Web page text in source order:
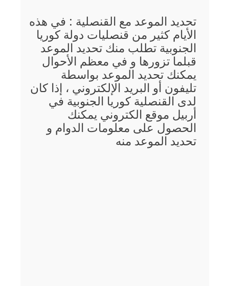
تحديد الموعد مع القنصلية : في هذه
الأيام كثير من قنصليات دولة كوريا
الجنوبية تطلب منك تحديد الموعد
قبلما تزورها و في معظم الأحوال
يمكنك تحديد الموعد بواسطة
تليفون أو البريد الإلكتروني ، إذا كان
لدى القنصلية كوريا الجنوبية في
أربيل موقع الكتروني يمكنك
الحصول على معلومات الدوام و
تحديد الموعد منه